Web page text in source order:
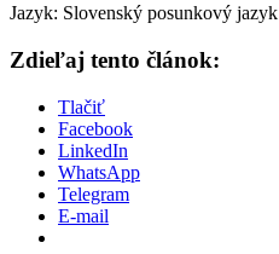
Jazyk: Slovenský posunkový jazyk
Zdieľaj tento článok:
Tlačiť
Facebook
LinkedIn
WhatsApp
Telegram
E-mail